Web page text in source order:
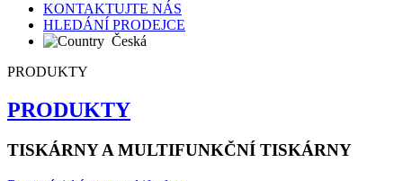
KONTAKTUJTE NÁS
HLEDÁNÍ PRODEJCE
Česká
PRODUKTY
PRODUKTY
TISKÁRNY A MULTIFUNKČNÍ TISKÁRNY